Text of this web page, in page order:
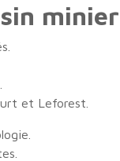
minier
et Leforest.